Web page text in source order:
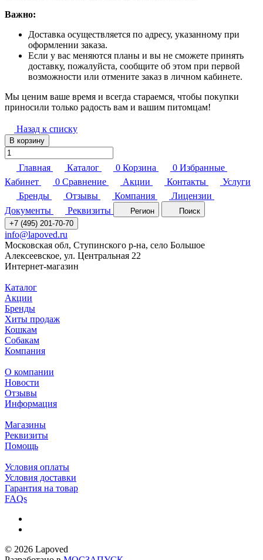
Важно:
Доставка осуществляется по адресу, указанному при
оформлении заказа.
Если у вас меняются планы и вы не сможете принять
доставку, пожалуйста, сообщите об этом при первой
возможности или отмените заказ в личном кабинете.
Мы ценим ваше время и всегда стараемся, чтобы покупки
приносили только радость вам и вашим питомцам!
Назад к списку
В корзину
Главная Каталог 0 Корзина 0 Избранные
Кабинет
0 Сравнение Акции Контакты
Услуги
Бренды
Отзывы Компания
Лицензии
Документы
Реквизиты Регион
Поиск
+7 (495) 201-70-70
info@lapoved.ru
Московская обл, Ступинского р-на, село Большое
Алексеевское, ул. Центральная 22
Интернет-магазин
Каталог
Акции
Бренды
Хиты продаж
Кошкам
Собакам
Компания
О компании
Новости
Отзывы
Информация
Магазины
Реквизиты
Помощь
Условия оплаты
Условия доставки
Гарантия на товар
FAQs
© 2026 Lapoved